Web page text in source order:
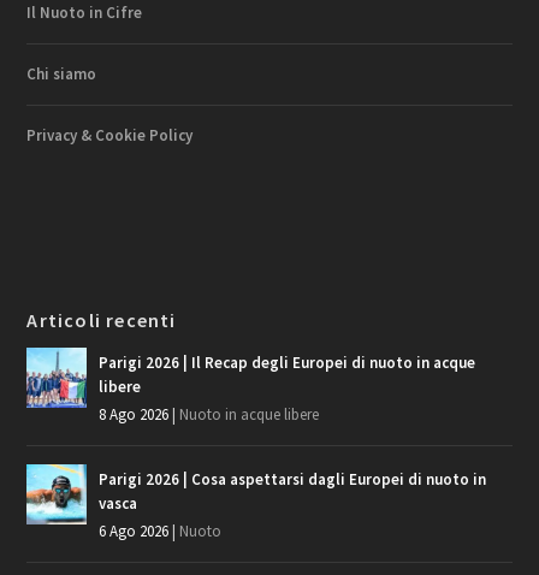
Il Nuoto in Cifre
Chi siamo
Privacy & Cookie Policy
Articoli recenti
Parigi 2026 | Il Recap degli Europei di nuoto in acque
libere
8 Ago 2026| Nuoto in acque libere
Parigi 2026 | Cosa aspettarsi dagli Europei di nuoto in
vasca
6 Ago 2026| Nuoto